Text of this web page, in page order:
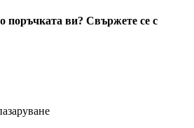
поръчката ви? Свържете се с